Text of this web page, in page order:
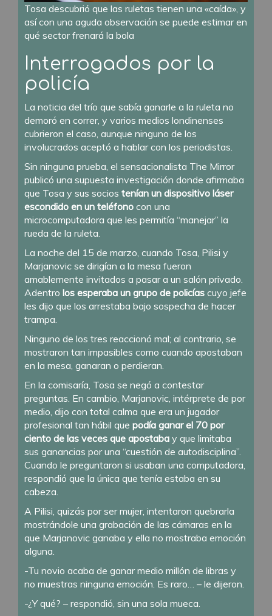
Tosa descubrió que las ruletas tienen una «caída», y
así con una aguda observación se puede estimar en
qué sector frenará la bola
Interrogados por la
policía
La noticia del trío que sabía ganarle a la ruleta no
demoró en correr, y varios medios londinenses
cubrieron el caso, aunque ninguno de los
involucrados aceptó a hablar con los periodistas.
Sin ninguna prueba, el sensacionalista The Mirror
publicó una supuesta investigación donde afirmaba
que Tosa y sus socios tenían un dispositivo láser
escondido en un teléfono con una
microcomputadora que les permitía “manejar” la
rueda de la ruleta.
La noche del 15 de marzo, cuando Tosa, Pilisi y
Marjanovic se dirigían a la mesa fueron
amablemente invitados a pasar a un salón privado.
Adentro los esperaba un grupo de policías cuyo jefe
les dijo que los arrestaba bajo sospecha de hacer
trampa.
Ninguno de los tres reaccionó mal; al contrario, se
mostraron tan impasibles como cuando apostaban
en la mesa, ganaran o perdieran.
En la comisaría, Tosa se negó a contestar
preguntas. En cambio, Marjanovic, intérprete de por
medio, dijo con total calma que era un jugador
profesional tan hábil que podía ganar el 70 por
ciento de las veces que apostaba y que limitaba
sus ganancias por una “cuestión de autodisciplina”.
Cuando le preguntaron si usaban una computadora,
respondió que la única que tenía estaba en su
cabeza.
A Pilisi, quizás por ser mujer, intentaron quebrarla
mostrándole una grabación de las cámaras en la
que Marjanovic ganaba y ella no mostraba emoción
alguna.
-Tu novio acaba de ganar medio millón de libras y
no muestras ninguna emoción. Es raro… – le dijeron.
-¿Y qué? – respondió, sin una sola mueca.